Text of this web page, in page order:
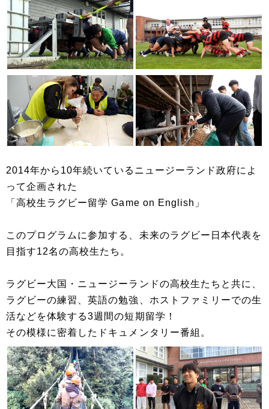
2014年から10年続いているニュージーランド政府によ
って企画された
「高校生ラグビー留学 Game on English」
このプログラムに参加する、未来のラグビー日本代表を
目指す12名の高校生たち。
ラグビー大国・ニュージーランドの高校生たちと共に、
ラグビーの練習、英語の勉強、ホストファミリーでの生
活などを体験する3週間の短期留学！
その模様に密着したドキュメンタリー番組。